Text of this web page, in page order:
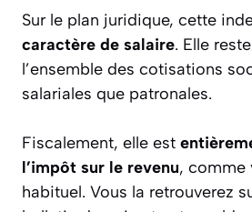
Sur le plan juridique, cette
caractère de salaire. Elle
l’ensemble des cotisations
salariales que patronales.
Fiscalement, elle est
l’impôt sur le revenu, comme
habituel. Vous la retrouverez